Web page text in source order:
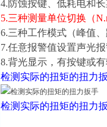
4.防蚀按键、低耗电和
5.三种测量单位切换（
6.三种工作模式（峰值
7.任意报警值设置声光
8.背光显示，有按键或
检测实际的扭矩的扭力
检测实际的扭矩的扭力